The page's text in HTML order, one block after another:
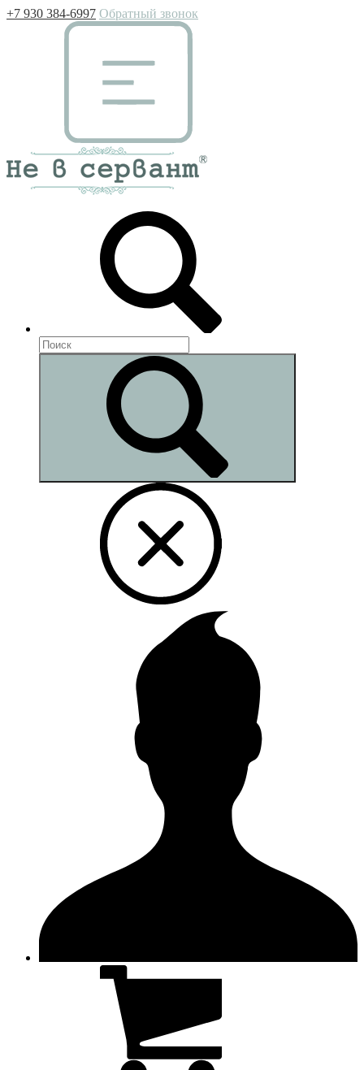
+7 930 384-6997 Обратный звонок